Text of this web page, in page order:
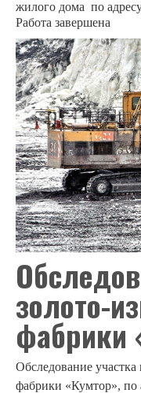
Отдел «Кадровой работы и
Архив
Единое окно
НАУЧНАЯ РАБОТА
Результаты исследований
Оценка сейсмостойкости
Разработка новых и
СНиП КР 10-01:2018
Наши разработки
ПРЕСС-ЦЕНТР
Новости
Отчет о выполненных работах
О НАС
Контакты
жилого дома по
Работа завершена
золото-
фабрики
Обследование участка
фабрики «Кумтор», по